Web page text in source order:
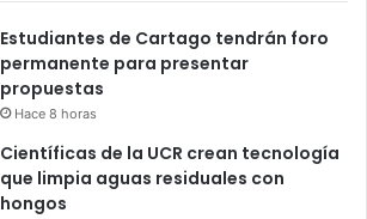
Estudiantes de Cartago tendrán foro
permanente para presentar
propuestas
Hace 8 horas
Científicas de la UCR crean tecnología
que limpia aguas residuales con
hongos